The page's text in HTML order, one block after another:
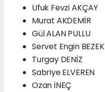
Ufuk Fevzi AKÇAY
Murat AKDEMİR
Gül ALAN PULLU
Servet Engin BEZEK
Turgay DENİZ
Sabriye ELVEREN
Ozan İNEÇ